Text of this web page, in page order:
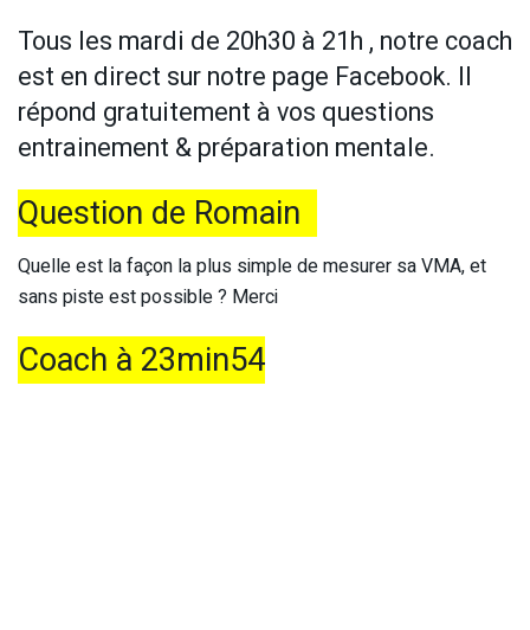
Tous les mardi de 20h30 à 21h , notre coach
est en direct sur notre page Facebook. Il
répond gratuitement à vos questions
entrainement & préparation mentale.
Question de Romain
Quelle est la façon la plus simple de mesurer sa VMA, et
sans piste est possible ? Merci
Coach à 23min54